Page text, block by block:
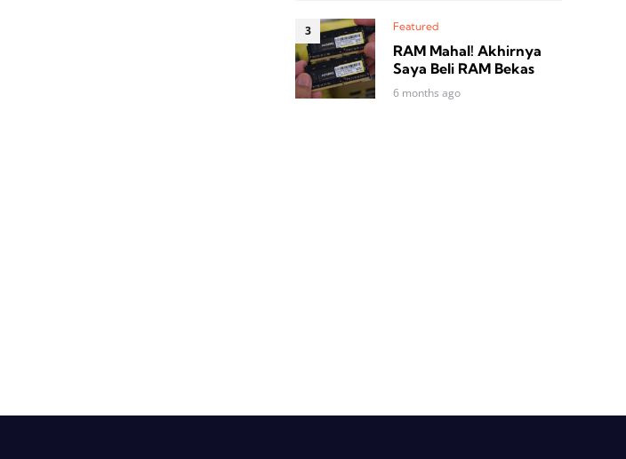
Featured
RAM Mahal! Akhirnya
Saya Beli RAM Bekas
6 months ago